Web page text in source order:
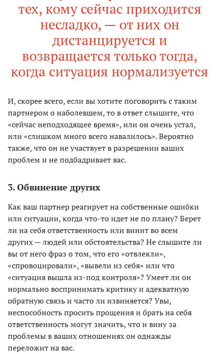
тех, кому сейчас приходится
несладко, — от них он
дистанцируется и
возвращается только тогда,
когда ситуация нормализуется
И, скорее всего, если вы хотите поговорить с таким
партнером о наболевшем, то в ответ слышите, что
«сейчас неподходящее время», или он очень устал,
или «слишком много всего навалилось». Вероятно
также, что он не участвует в разрешении ваших
проблем и не подбадривает вас.
3. Обвинение других
Как ваш партнер реагирует на собственные ошибки
или ситуации, когда что-то идет не по плану? Берет
ли на себя ответственность или винит во всем
других — людей или обстоятельства? Не слышите ли
вы от него фраз о том, что его «отвлекли»,
«спровоцировали», «вывели из себя» или что
«ситуация вышла из-под контроля»? Умеет ли он
нормально воспринимать критику и адекватную
обратную связь и часто ли извиняется? Увы,
неспособность просить прощения и брать на себя
ответственность могут значить, что и вину за
проблемы в ваших отношениях он однажды
переложит на вас.